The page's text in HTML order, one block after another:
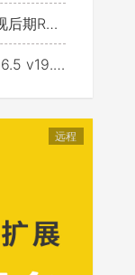
Resolve/Fusion等)
远程